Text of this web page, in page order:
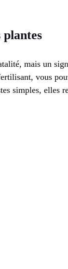
plantes
mais un
vous
simples, elles